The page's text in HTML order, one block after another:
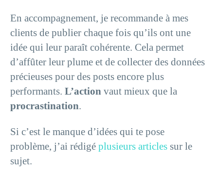
En accompagnement, je recommande à mes
clients de publier chaque fois qu’ils ont une
idée qui leur paraît cohérente. Cela permet
d’affûter leur plume et de collecter des données
précieuses pour des posts encore plus
performants. L’action vaut mieux que la
procrastination.
Si c’est le manque d’idées qui te pose
problème, j’ai rédigé plusieurs articles sur le
sujet.